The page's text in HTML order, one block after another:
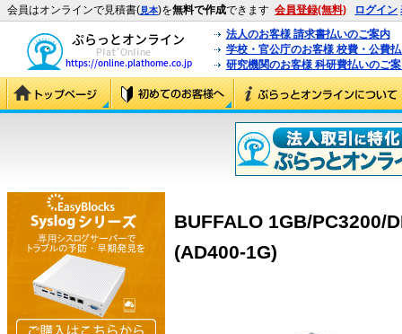
会員はオンラインで見積書(見本)を無料で作成できます 会員登録(無料) ログイン
法人のお客様 請求書払いのご案内
学校・官公庁のお客様 校費・公費
研究機関のお客様 科研費払いのご
BUFFALO 1GB/PC3200/
(AD400-1G)